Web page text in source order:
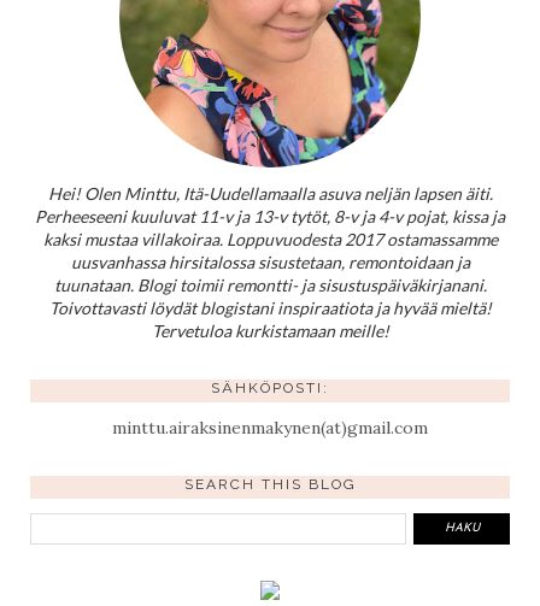
Hei! Olen Minttu, Itä-Uudellamaalla asuva neljän lapsen äiti.
Perheeseeni kuuluvat 11-v ja 13-v tytöt, 8-v ja 4-v pojat, kissa ja
kaksi mustaa villakoiraa. Loppuvuodesta 2017 ostamassamme
uusvanhassa hirsitalossa sisustetaan, remontoidaan ja
tuunataan. Blogi toimii remontti- ja sisustuspäiväkirjanani.
Toivottavasti löydät blogistani inspiraatiota ja hyvää mieltä!
Tervetuloa kurkistamaan meille!
SÄHKÖPOSTI:
minttu.airaksinenmakynen(at)gmail.com
SEARCH THIS BLOG